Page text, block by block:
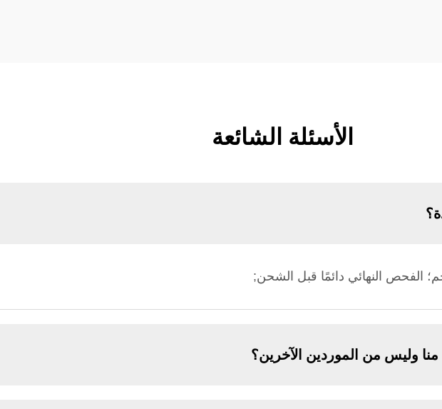
الأسئلة الشائعة
وليس من الموردين الآخرين؟